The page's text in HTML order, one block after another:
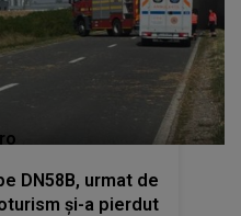
DN58B, urmat de
și-a pierdut